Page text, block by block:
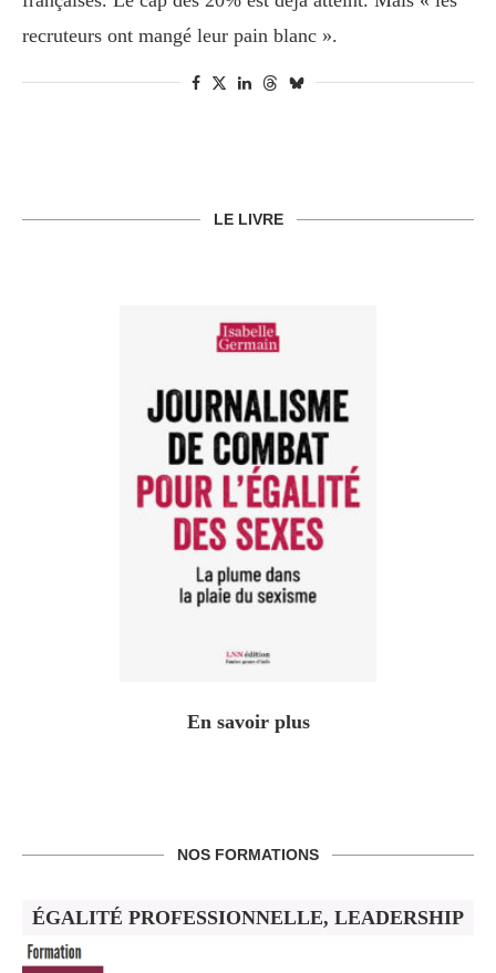
recruteurs ont mangé leur pain blanc ».
LE LIVRE
En savoir plus
NOS FORMATIONS
ÉGALITÉ PROFESSIONNELLE, LEADERSHIP